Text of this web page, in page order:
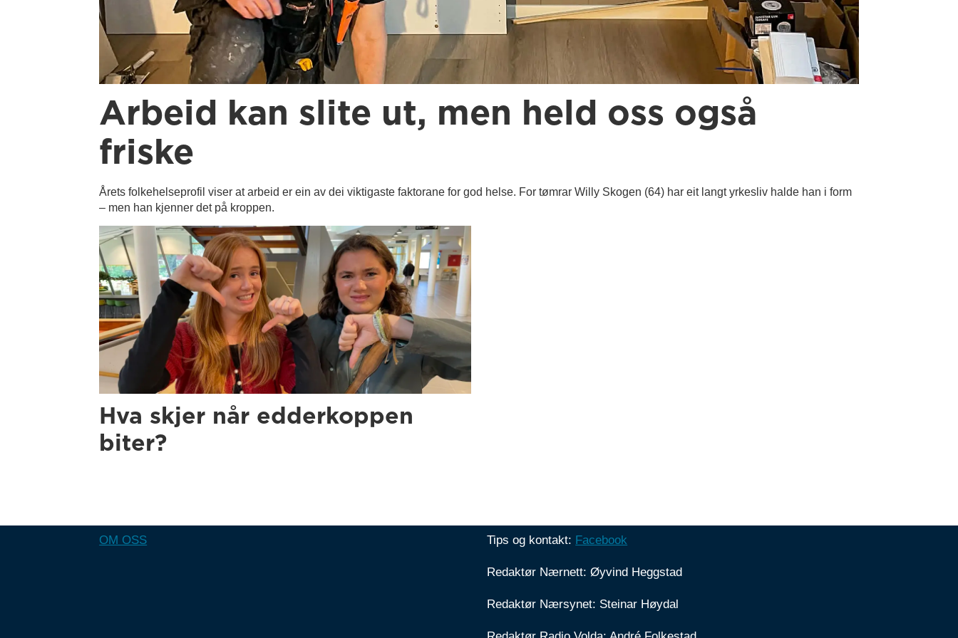
Arbeid kan slite ut, men held oss også
friske
Årets folkehelseprofil viser at arbeid er ein av dei viktigaste faktorane for god helse. For tømrar Willy Skogen (64) har eit langt yrkesliv halde han i form
– men han kjenner det på kroppen.
Hva skjer når edderkoppen
biter?
OM OSS Tips og kontakt: Facebook
Redaktør Nærnett: Øyvind Heggstad
Redaktør Nærsynet: Steinar Høydal